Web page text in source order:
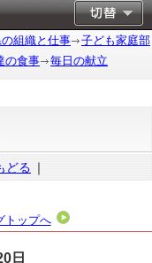
の組織と仕事
子ども家庭部
の食事 毎日の献立
どる ｜
トップへ
日